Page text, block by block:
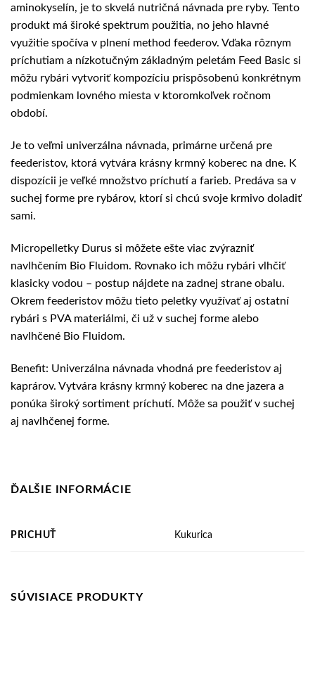
aminokyselín, je to skvelá nutričná návnada pre ryby. Tento
produkt má široké spektrum použitia, no jeho hlavné
využitie spočíva v plnení method feederov. Vďaka rôznym
príchutiam a nízkotučným základným peletám Feed Basic si
môžu rybári vytvoriť kompozíciu prispôsobenú konkrétnym
podmienkam lovného miesta v ktoromkoľvek ročnom
období.
Je to veľmi univerzálna návnada, primárne určená pre
feederistov, ktorá vytvára krásny krmný koberec na dne. K
dispozícii je veľké množstvo príchutí a farieb. Predáva sa v
suchej forme pre rybárov, ktorí si chcú svoje krmivo doladiť
sami.
Micropelletky Durus si môžete ešte viac zvýrazniť
navlhčením Bio Fluidom. Rovnako ich môžu rybári vlhčiť
klasicky vodou – postup nájdete na zadnej strane obalu.
Okrem feederistov môžu tieto peletky využívať aj ostatní
rybári s PVA materiálmi, či už v suchej forme alebo
navlhčené Bio Fluidom.
Benefit: Univerzálna návnada vhodná pre feederistov aj
kaprárov. Vytvára krásny krmný koberec na dne jazera a
ponúka široký sortiment príchutí. Môže sa použiť v suchej
aj navlhčenej forme.
ĎALŠIE INFORMÁCIE
PRICHUŤ Kukurica
SÚVISIACE PRODUKTY